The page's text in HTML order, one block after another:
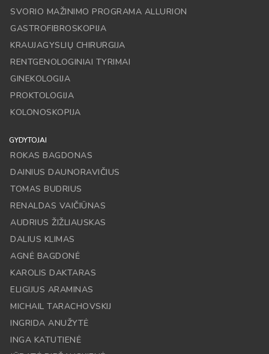
SVORIO MAŽINIMO PROGRAMA ALLURION
GASTROFIBROSKOPIJA
KRAUJAGYSLIŲ CHIRURGIJA
RENTGENOLOGINIAI TYRIMAI
GINEKOLOGIJA
PROKTOLOGIJA
KOLONOSKOPIJA
GYDYTOJAI
ROKAS BAGDONAS
DAINIUS DAUNORAVIČIUS
TOMAS BUDRIUS
RENALDAS VAIČIŪNAS
AUDRIUS ŽIŽLIAUSKAS
DALIUS KLIMAS
AGNĖ BAGDONĖ
KAROLIS DAKTARAS
ELIGIJUS ARAMINAS
MICHAIL TARACHOVSKIJ
INGRIDA ANUŽYTĖ
INGA KATUTIENĖ